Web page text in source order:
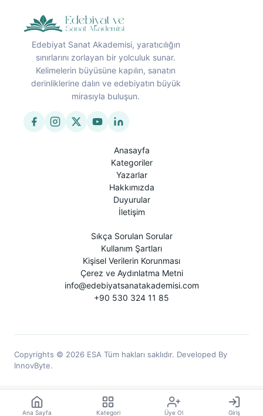
Edebiyat Sanat Akademisi, yaratıcılığın
sınırlarını zorlayan bir yolculuk sunar.
Kelimelerin büyüsüne kapılın, sanatın
derinliklerine dalın ve edebiyatın büyük
mirasıyla buluşun.
Anasayfa
Kategoriler
Yazarlar
Hakkımızda
Duyurular
İletişim
Sıkça Sorulan Sorular
Kullanım Şartları
Kişisel Verilerin Korunması
Çerez ve Aydınlatma Metni
info@edebiyatsanatakademisi.com
+90 530 324 11 85
Copyrights © 2026 ESA Tüm hakları saklıdır. Developed By
InnovByte.
Ana Sayfa Kategori Üye Ol Giriş